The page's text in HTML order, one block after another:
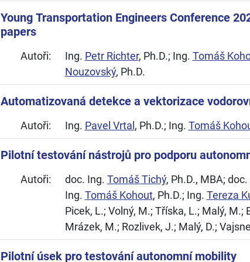
Young Transportation Engineers Conference
papers
Autoři: Ing. Petr Richter, Ph.D.; Ing. Tomáš
Nouzovský, Ph.D.
Automatizovaná detekce a vektorizace
Autoři: Ing. Pavel Vrtal , Ph.D.; Ing. Tomáš
Pilotní testování nástrojů pro podporu
Autoři: doc. Ing. Tomáš Tichý, Ph.D., MBA;
Ing. Tomáš Kohout, Ph.D.; Ing. Tereza
Picek, L.; Volný, M.; Tříska, L.; Malý, M.;
Mrázek, M.; Rozlivek, J.; Malý, D.;
Pilotní úsek pro testování autonomní mobility